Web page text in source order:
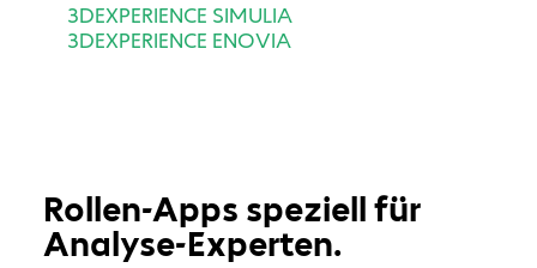
3DEXPERIENCE SIMULIA
3DEXPERIENCE ENOVIA
Rollen-Apps speziell für
Analyse-Experten.